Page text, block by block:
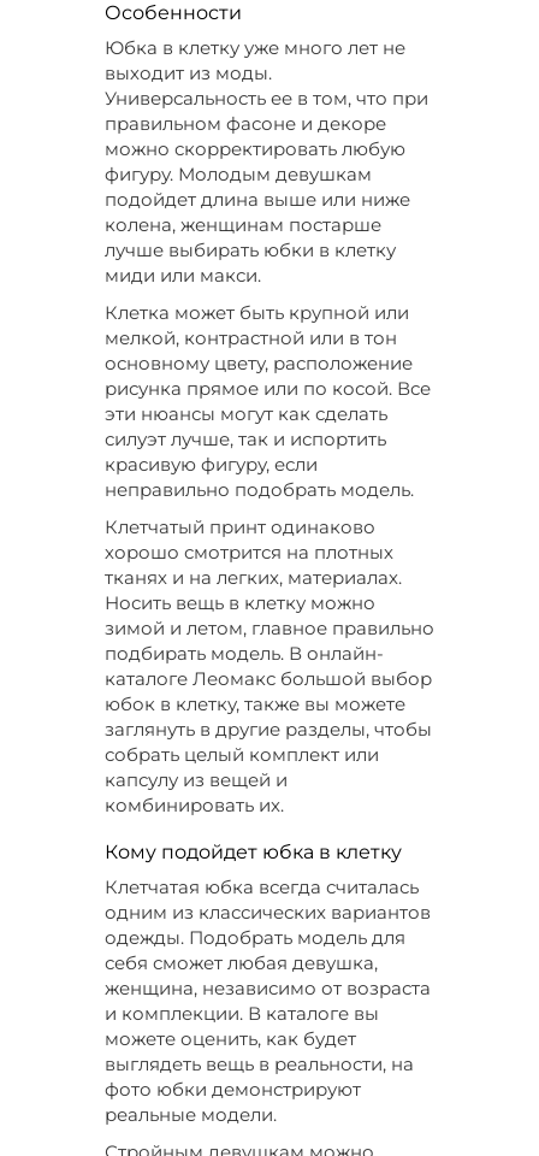
Цвет Розовый, Размер 46
Цвет Синий, Размер 44, Сезон Демисезон
Цвет Белый, Размер 56, Сезон Лето
Размер 58, Сезон Лето, Длина миди
Цвет Коричневый, Размер 62-64, Длина макси
Цвет Синий, Размер 46-48, Сезон Лето
Особенности
Юбка в клетку уже много лет не
выходит из моды.
Универсальность ее в том, что при
правильном фасоне и декоре
можно скорректировать любую
фигуру. Молодым девушкам
подойдет длина выше или ниже
колена, женщинам постарше
лучше выбирать юбки в клетку
миди или макси.
Клетка может быть крупной или
мелкой, контрастной или в тон
основному цвету, расположение
рисунка прямое или по косой. Все
эти нюансы могут как сделать
силуэт лучше, так и испортить
красивую фигуру, если
неправильно подобрать модель.
Клетчатый принт одинаково
хорошо смотрится на плотных
тканях и на легких, материалах.
Носить вещь в клетку можно
зимой и летом, главное правильно
подбирать модель. В онлайн-
каталоге Леомакс большой выбор
юбок в клетку, также вы можете
заглянуть в другие разделы, чтобы
собрать целый комплект или
капсулу из вещей и
комбинировать их.
Кому подойдет юбка в клетку
Клетчатая юбка всегда считалась
одним из классических вариантов
одежды. Подобрать модель для
себя сможет любая девушка,
женщина, независимо от возраста
и комплекции. В каталоге вы
можете оценить, как будет
выглядеть вещь в реальности, на
фото юбки демонстрируют
реальные модели.